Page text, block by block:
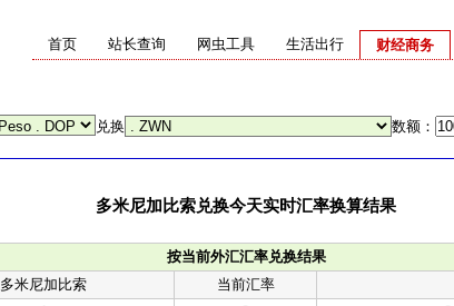
首页 站长查询 网虫工具 生活出行
财经商务
兑换 数额：
多米尼加比索兑换今天实时汇率换算结果
按当前外汇汇率兑换结果
多米尼加比索
当前汇率